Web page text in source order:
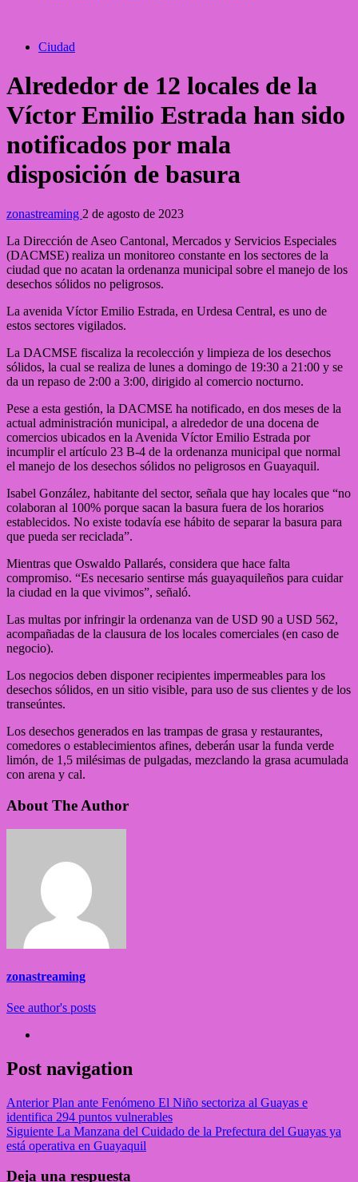
Ciudad
Alrededor de 12 locales de la
Víctor Emilio Estrada han sido
notificados por mala
disposición de basura
zonastreaming 2 de agosto de 2023
La Dirección de Aseo Cantonal, Mercados y Servicios Especiales
(DACMSE) realiza un monitoreo constante en los sectores de la
ciudad que no acatan la ordenanza municipal sobre el manejo de los
desechos sólidos no peligrosos.
La avenida Víctor Emilio Estrada, en Urdesa Central, es uno de
estos sectores vigilados.
La DACMSE fiscaliza la recolección y limpieza de los desechos
sólidos, la cual se realiza de lunes a domingo de 19:30 a 21:00 y se
da un repaso de 2:00 a 3:00, dirigido al comercio nocturno.
Pese a esta gestión, la DACMSE ha notificado, en dos meses de la
actual administración municipal, a alrededor de una docena de
comercios ubicados en la Avenida Víctor Emilio Estrada por
incumplir el artículo 23 B-4 de la ordenanza municipal que normal
el manejo de los desechos sólidos no peligrosos en Guayaquil.
Isabel González, habitante del sector, señala que hay locales que “no
colaboran al 100% porque sacan la basura fuera de los horarios
establecidos. No existe todavía ese hábito de separar la basura para
que pueda ser reciclada”.
Mientras que Oswaldo Pallarés, considera que hace falta
compromiso. “Es necesario sentirse más guayaquileños para cuidar
la ciudad en la que vivimos”, señaló.
Las multas por infringir la ordenanza van de USD 90 a USD 562,
acompañadas de la clausura de los locales comerciales (en caso de
negocio).
Los negocios deben disponer recipientes impermeables para los
desechos sólidos, en un sitio visible, para uso de sus clientes y de los
transeúntes.
Los desechos generados en las trampas de grasa y restaurantes,
comedores o establecimientos afines, deberán usar la funda verde
limón, de 1,5 milésimas de pulgadas, mezclando la grasa acumulada
con arena y cal.
About The Author
zonastreaming
See author's posts
Post navigation
AnteriorPlan ante Fenómeno El Niño sectoriza al Guayas e
identifica 294 puntos vulnerables
Siguiente La Manzana del Cuidado de la Prefectura del Guayas ya
está operativa en Guayaquil
Deja una respuesta